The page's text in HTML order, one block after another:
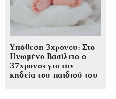
Υπόθεση 3χρονου: Στο
Ηνωμένο Βασίλειο ο
37χρονος για την
κηδεία του παιδιού του